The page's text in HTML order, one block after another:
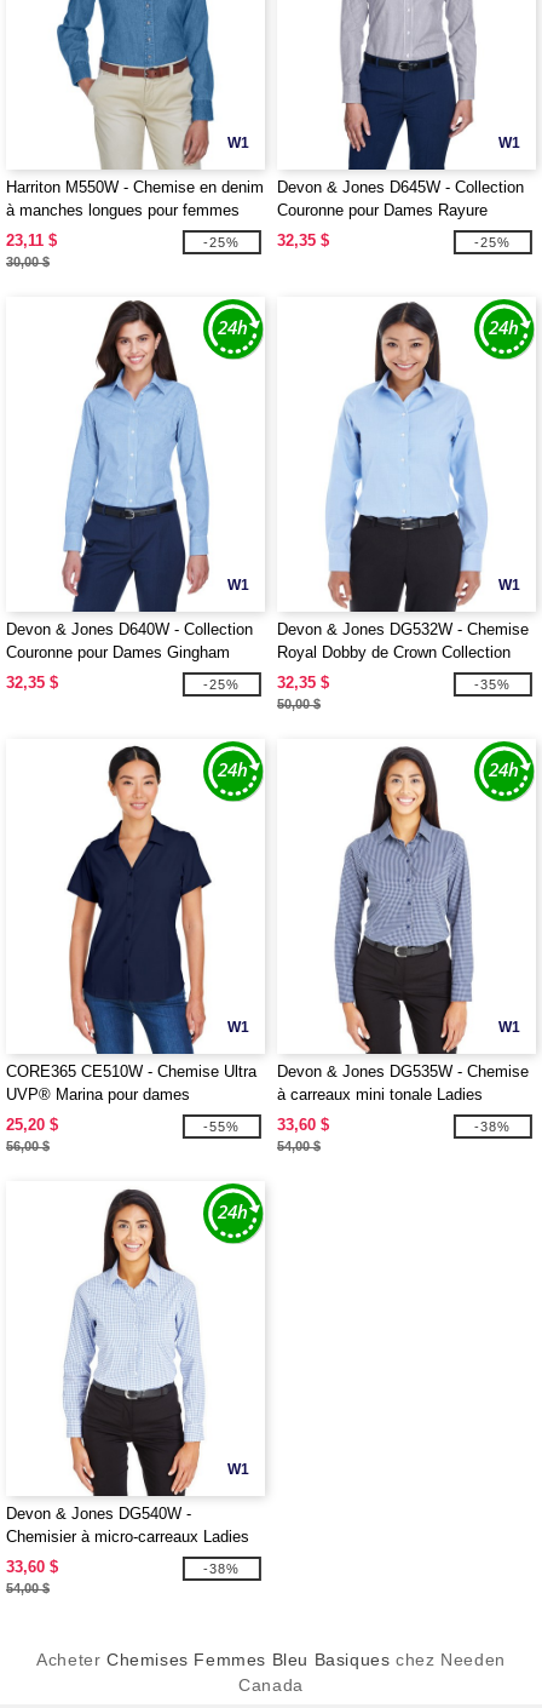
W1
Harriton M550W - Chemise en denim
à manches longues pour femmes
6,5 oz.
23,11 $
30,00 $
-25%
W1
Devon & Jones D645W - Collection
Couronne pour Dames Rayure
Banker
32,35 $ -25%
W1
Devon & Jones D640W - Collection
Couronne pour Dames Gingham
Check
32,35 $ -25%
W1
Devon & Jones DG532W - Chemise
Royal Dobby de Crown Collection
pour dames
32,35 $
50,00 $
-35%
W1
CORE365 CE510W - Chemise Ultra
UVP® Marina pour dames
25,20 $
56,00 $
-55%
W1
Devon & Jones DG535W - Chemise
à carreaux mini tonale Ladies
CrownLux Performance
33,60 $
54,00 $
-38%
W1
Devon & Jones DG540W -
Chemisier à micro-carreaux Ladies
CrownLux Performance
33,60 $
54,00 $
-38%
AcheterChemises Femmes Bleu Basiques chez Needen
Canada